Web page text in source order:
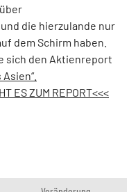
die hierzulande nur
dem Schirm haben.
sich den Aktienreport
ES ZUM REPORT<<<